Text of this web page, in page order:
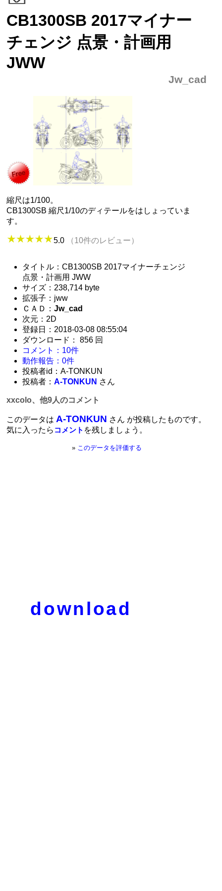
CB1300SB 2017マイナー
チェンジ 点景・計画用
JWW
Jw_cad
縮尺は1/100。
CB1300SB 縮尺1/10のディテールをはしょっていま
す。
5.0 （10件のレビュー）
タイトル：CB1300SB 2017マイナーチェンジ
点景・計画用 JWW
サイズ：238,714 byte
拡張子：jww
ＣＡＤ：Jw_cad
次元：2D
登録日：2018-03-08 08:55:04
ダウンロード： 856 回
コメント：10件
動作報告：0件
投稿者id：A-TONKUN
投稿者：A-TONKUN さん
xxcolo、他9人のコメント
このデータは A-TONKUN さん が投稿したものです。
気に入ったら コメント を残しましょう。
» このデータを評価する
download